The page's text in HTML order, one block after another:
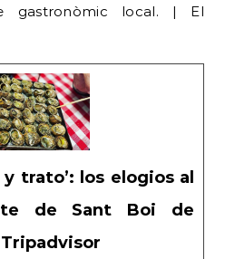
gastronòmic local. | El
trato’: los elogios al
de Sant Boi de